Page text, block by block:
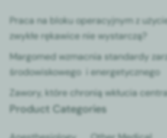
Pra­ca na bloku oper­a­cyjnym z
zwykłe rękaw­ice nie wystar­czą?
Mar­gomed wzmac­nia stan­dardy
środowiskowego i ener­gety­cznego
Zawory, które chronią wkłu­cia
Product Categories